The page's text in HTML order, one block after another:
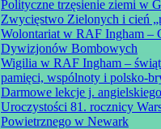
Polityczne trzęsienie ziemi w
Zwycięstwo Zielonych i cień
Wolontariat w RAF Ingham –
Dywizjonów Bombowych
Wigilia w RAF Ingham –
pamięci, wspólnoty i polsko-
Darmowe lekcje j.
Uroczystości 81. rocznicy
Powietrznego w Newark